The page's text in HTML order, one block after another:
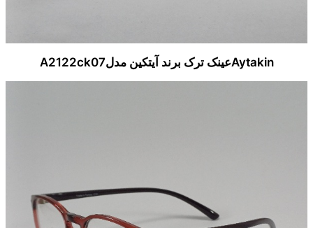
Aytakinعینک ترک برند آیتکین مدلA2122ck07